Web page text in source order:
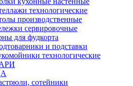
технологические
производственные
сервировочные
для фудкорта
и подставки
технологические
сотейники